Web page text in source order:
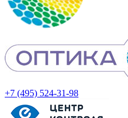
+7 (495) 524-31-98